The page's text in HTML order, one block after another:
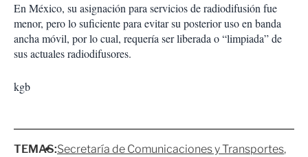
En México, su asignación para servicios de radiodifusión fue
menor, pero lo suficiente para evitar su posterior uso en banda
ancha móvil, por lo cual, requería ser liberada o “limpiada” de
sus actuales radiodifusores.
kgb
TEMAS:Secretaría de Comunicaciones y Transportes